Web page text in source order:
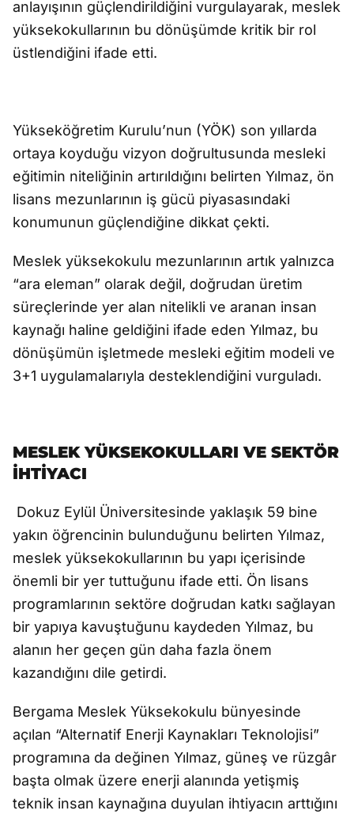
anlayışının güçlendirildiğini vurgulayarak, meslek
yüksekokullarının bu dönüşümde kritik bir rol
üstlendiğini ifade etti.
Yükseköğretim Kurulu’nun (YÖK) son yıllarda
ortaya koyduğu vizyon doğrultusunda mesleki
eğitimin niteliğinin artırıldığını belirten Yılmaz, ön
lisans mezunlarının iş gücü piyasasındaki
konumunun güçlendiğine dikkat çekti.
Meslek yüksekokulu mezunlarının artık yalnızca
“ara eleman” olarak değil, doğrudan üretim
süreçlerinde yer alan nitelikli ve aranan insan
kaynağı haline geldiğini ifade eden Yılmaz, bu
dönüşümün işletmede mesleki eğitim modeli ve
3+1 uygulamalarıyla desteklendiğini vurguladı.
MESLEK YÜKSEKOKULLARI VE SEKTÖR
İHTİYACI
Dokuz Eylül Üniversitesinde yaklaşık 59 bine
yakın öğrencinin bulunduğunu belirten Yılmaz,
meslek yüksekokullarının bu yapı içerisinde
önemli bir yer tuttuğunu ifade etti. Ön lisans
programlarının sektöre doğrudan katkı sağlayan
bir yapıya kavuştuğunu kaydeden Yılmaz, bu
alanın her geçen gün daha fazla önem
kazandığını dile getirdi.
Bergama Meslek Yüksekokulu bünyesinde
açılan “Alternatif Enerji Kaynakları Teknolojisi”
programına da değinen Yılmaz, güneş ve rüzgâr
başta olmak üzere enerji alanında yetişmiş
teknik insan kaynağına duyulan ihtiyacın arttığını